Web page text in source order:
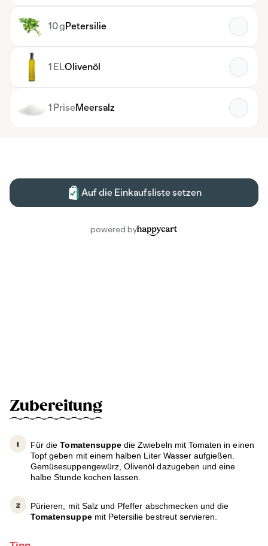
Zubereitung
Für die Tomatensuppe die Zwiebeln mit Tomaten in einen
Topf geben mit einem halben Liter Wasser aufgießen.
Gemüsesuppengewürz, Olivenöl dazugeben und eine
halbe Stunde kochen lassen.
Pürieren, mit Salz und Pfeffer abschmecken und die
Tomatensuppe mit Petersilie bestreut servieren.